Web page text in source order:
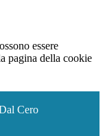
essere
pagina della cookie
Cero